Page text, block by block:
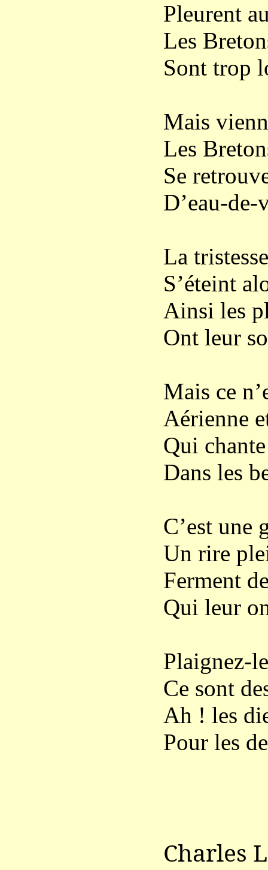
Pleurent
Les
Sont trop
Mais
Les
Se
D’eau-
La
S’éteint
Ainsi les
Ont leur
Mais ce
Aérienne
Qui
Dans les
C’est une
Un rire
Ferment
Qui leur
Plaignez-
Ce sont
Ah ! les
Pour les
Charles